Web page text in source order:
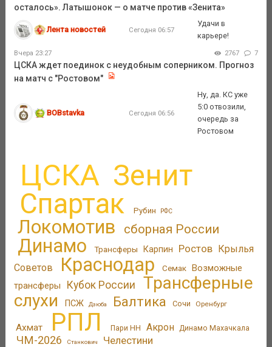
осталось». Латышонок — о матче против «Зенита»
Лента новостей Сегодня 06:57
Удачи в
карьере!
Вчера 23:27 2767 7
ЦСКА ждет поединок с неудобным соперником. Прогноз
на матч с "Ростовом"
BOBstavka Сегодня 06:56
Ну, да. КС уже
5:0 отвозили,
очередь за
Ростовом
ЦСКА Зенит
Спартак Рубин РФС
Локомотив сборная России
Динамо Трансферы Карпин Ростов Крылья
Советов
Краснодар Семак Возможные
трансферы
Кубок России
Трансферные
слухи
ПСЖ Дзюба Балтика Сочи Оренбург
Ахмат РПЛ Пари НН Акрон Динамо Махачкала
ЧМ-2026 Станкович Челестини